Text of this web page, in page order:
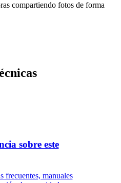
compartiendo fotos de forma
sobre este
frecuentes, manuales